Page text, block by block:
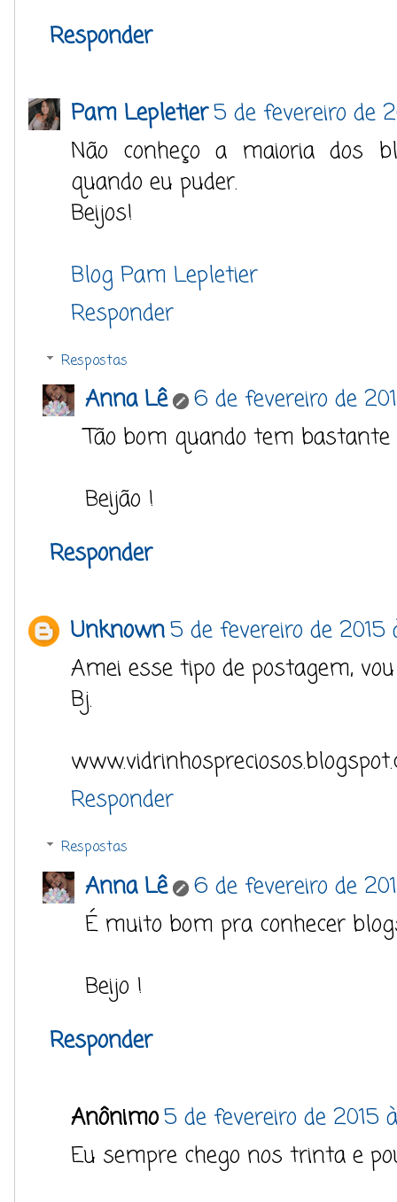
Responder
Pam Lepletier5 de fevereiro de
Não conheço a maioria dos
quando eu puder.
Beijos!
Blog Pam Lepletier
Responder
Respostas
Anna Lê
6 de fevereiro de
Tão bom quando tem
Beijão !
Responder
Unknown5 de fevereiro de 2015
Amei esse tipo de postagem,
Bj.
Responder
Respostas
Anna Lê
6 de fevereiro de
É muito bom pra conhecer
Beijo !
Responder
Anônimo5 de fevereiro de 2015
Eu sempre chego nos trinta e